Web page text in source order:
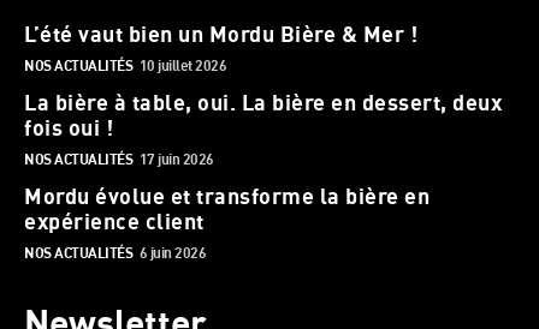
L’été vaut bien un Mordu Bière & Mer !
NOS ACTUALITÉS 10 juillet 2026
La bière à table, oui. La bière en dessert, deux
fois oui !
NOS ACTUALITÉS 17 juin 2026
Mordu évolue et transforme la bière en
expérience client
NOS ACTUALITÉS 6 juin 2026